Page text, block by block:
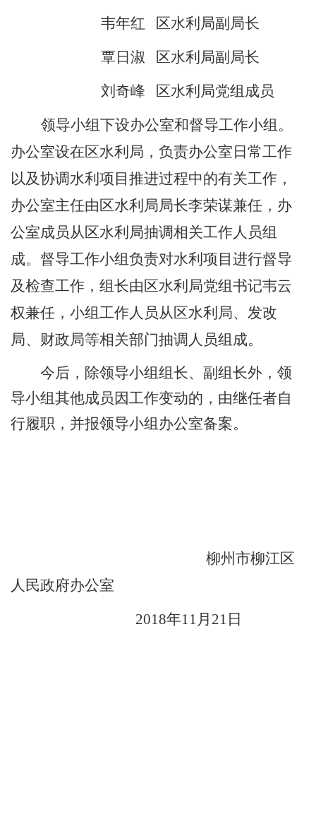
韦年红
区水利局副局长
覃日淑
区水利局副局长
刘奇峰
区水利局党组成员
领导小组下设办公室和督导工作小组。
办公室设在区水利局， 负责办公室日常工作
以及协调水利项目推进过程中的有关工作，
办公室主任由区水利局局长李荣谋兼任，办
公室成员从区水利局抽调相关工作人员组
成。督导工作小组负责对水利项目进行督导
及检查工作，组长由区水利局党组书记韦云
权兼任，小组工作人员从区水利局、发改
局、财政局等相关部门抽调人员组成。
今后，除领导小组组长、副组长外，领
导小组其他成员 因工作变动的， 由继任者自
行履职，并报领导小组办公室备案。
柳州市柳江区
人民政府办公室
2018年11月 21 日